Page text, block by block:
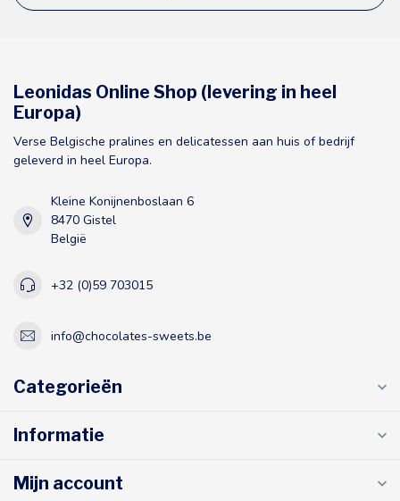
Leonidas Online Shop (levering in heel
Europa)
Verse Belgische pralines en delicatessen aan huis of bedrijf
geleverd in heel Europa.
Kleine Konijnenboslaan 6
8470 Gistel
België
+32 (0)59 703015
info@chocolates-sweets.be
Categorieën
Informatie
Mijn account